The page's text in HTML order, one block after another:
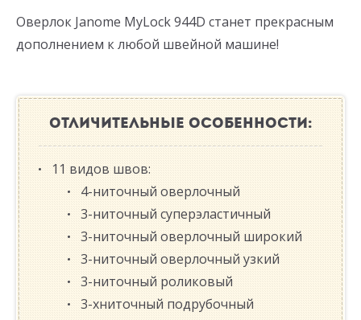
Оверлок Janome MyLock 944D станет прекрасным
дополнением к любой швейной машине!
ОТЛИЧИТЕЛЬНЫЕ ОСОБЕННОСТИ:
11 видов швов:
4-ниточный оверлочный
3-ниточный суперэластичный
3-ниточный оверлочный широкий
3-ниточный оверлочный узкий
3-ниточный роликовый
3-хниточный подрубочный